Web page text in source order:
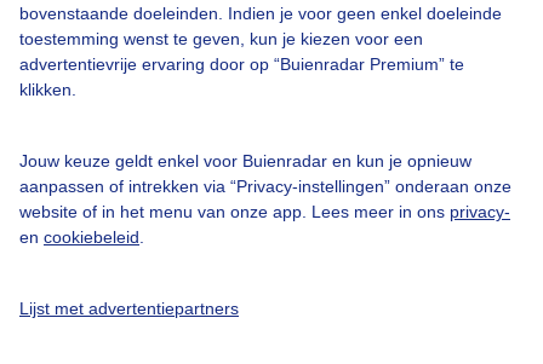
bovenstaande doeleinden. Indien je voor geen enkel doeleinde
toestemming wenst te geven, kun je kiezen voor een
advertentievrije ervaring door op “Buienradar Premium” te
klikken.
Jouw keuze geldt enkel voor Buienradar en kun je opnieuw
aanpassen of intrekken via “Privacy-instellingen” onderaan onze
website of in het menu van onze app. Lees meer in ons privacy-
en cookiebeleid
Lijst met advertentiepartners
Toegankelijkheid
Gebruikersvoorwaarden
Adverteren
Privacy beleid
Cookie beleid